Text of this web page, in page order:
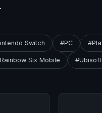
.
Switch #PC
Six Mobile #Ubisoft